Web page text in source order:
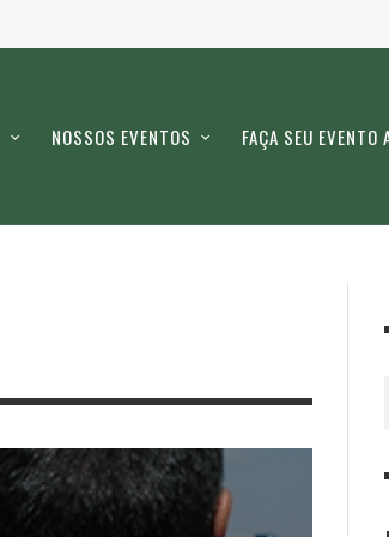
NOSSOS EVENTOS FAÇA SEU EVENTO